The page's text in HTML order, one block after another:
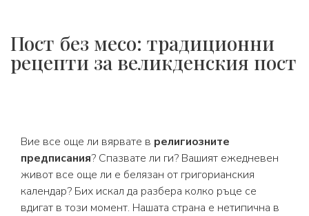
Пост без месо: традиционни
рецепти за великденския пост
Вие все още ли вярвате в религиозните
предписания? Спазвате ли ги? Вашият ежедневен
живот все още ли е белязан от григорианския
календар? Бих искал да разбера колко ръце се
вдигат в този момент. Нашата страна е нетипична в